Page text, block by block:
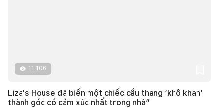
11.106
Liza's House đã biến một chiếc cầu thang ‘khô khan’
thành góc có cảm xúc nhất trong nhà”